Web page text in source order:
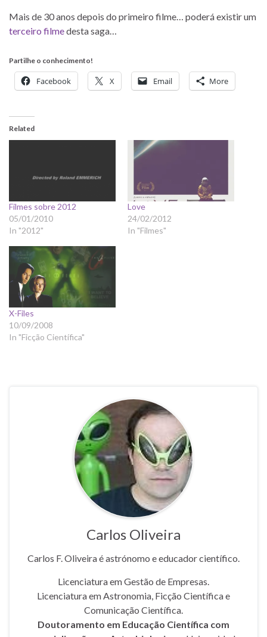
Mais de 30 anos depois do primeiro filme… poderá existir um
terceiro filmedesta saga…
Partilhe o conhecimento!
Facebook X Email More
Related
Filmes sobre 2012
05/01/2010
In "2012"
Love
24/02/2012
In "Filmes"
X-Files
10/09/2008
In "Ficção Científica"
Carlos Oliveira
Carlos F. Oliveira é astrónomo e educador científico.
Licenciatura em Gestão de Empresas.
Licenciatura em Astronomia, Ficção Científica e
Comunicação Científica.
Doutoramento em Educação Científica com